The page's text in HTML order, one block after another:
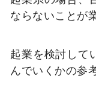
ならないことが
起業を検討して
んでいくかの参